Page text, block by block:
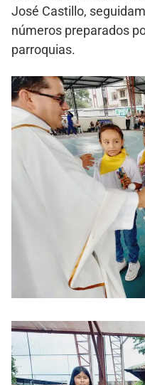
José Castillo,
números preparados
parroquias.